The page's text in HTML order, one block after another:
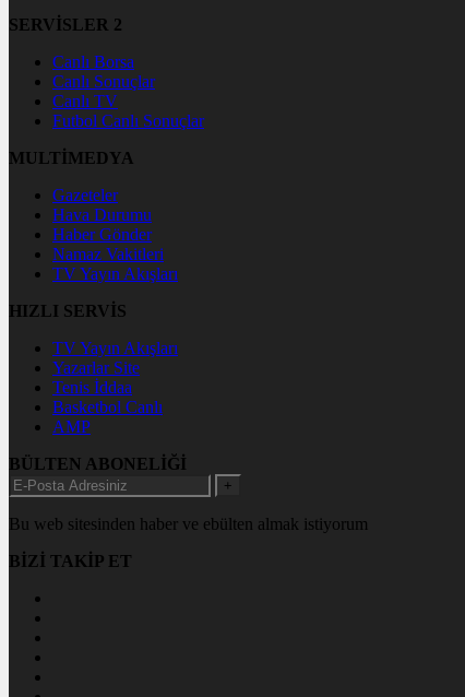
SERVİSLER 2
Canlı Borsa
Canlı Sonuçlar
Canlı TV
Futbol Canlı Sonuçlar
MULTİMEDYA
Gazeteler
Hava Durumu
Haber Gönder
Namaz Vakitleri
TV Yayın Akışları
HIZLI SERVİS
TV Yayın Akışları
Yazarlar Site
Tenis İddaa
Basketbol Canlı
AMP
BÜLTEN ABONELİĞİ
+
Bu web sitesinden haber ve ebülten almak istiyorum
BİZİ TAKİP ET